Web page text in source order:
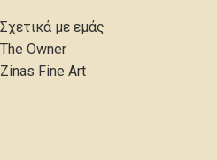
Σχετικά με εμάς
The Owner
Zinas Fine Art